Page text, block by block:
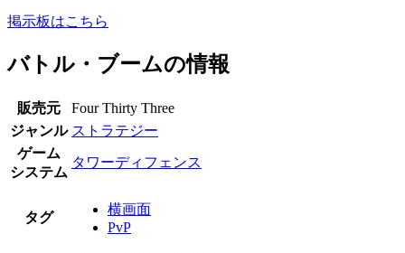
掲示板はこちら
バトル・ブームの情報
販売元
Four Thirty Three
ジャンル ストラテジー
ゲーム
システム
タワーディフェンス
タグ
横画面
PvP